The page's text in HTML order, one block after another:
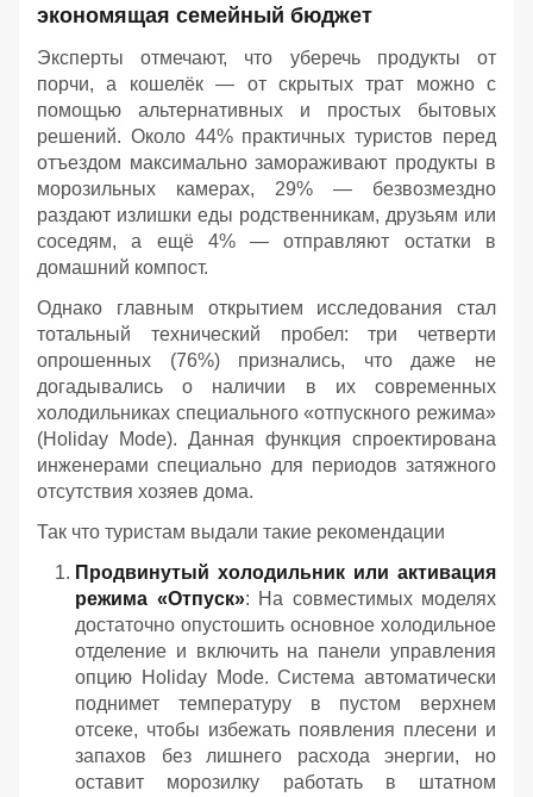
экономящая семейный бюджет
Эксперты отмечают, что уберечь продукты от
порчи, а кошелёк — от скрытых трат можно с
помощью альтернативных и простых бытовых
решений. Около 44% практичных туристов перед
отъездом максимально замораживают продукты в
морозильных камерах, 29% — безвозмездно
раздают излишки еды родственникам, друзьям или
соседям, а ещё 4% — отправляют остатки в
домашний компост.
Однако главным открытием исследования стал
тотальный технический пробел: три четверти
опрошенных (76%) признались, что даже не
догадывались о наличии в их современных
холодильниках специального «отпускного режима»
(Holiday Mode). Данная функция спроектирована
инженерами специально для периодов затяжного
отсутствия хозяев дома.
Так что туристам выдали такие рекомендации
Продвинутый холодильник или активация
режима «Отпуск»: На совместимых моделях
достаточно опустошить основное холодильное
отделение и включить на панели управления
опцию Holiday Mode. Система автоматически
поднимет температуру в пустом верхнем
отсеке, чтобы избежать появления плесени и
запахов без лишнего расхода энергии, но
оставит морозилку работать в штатном